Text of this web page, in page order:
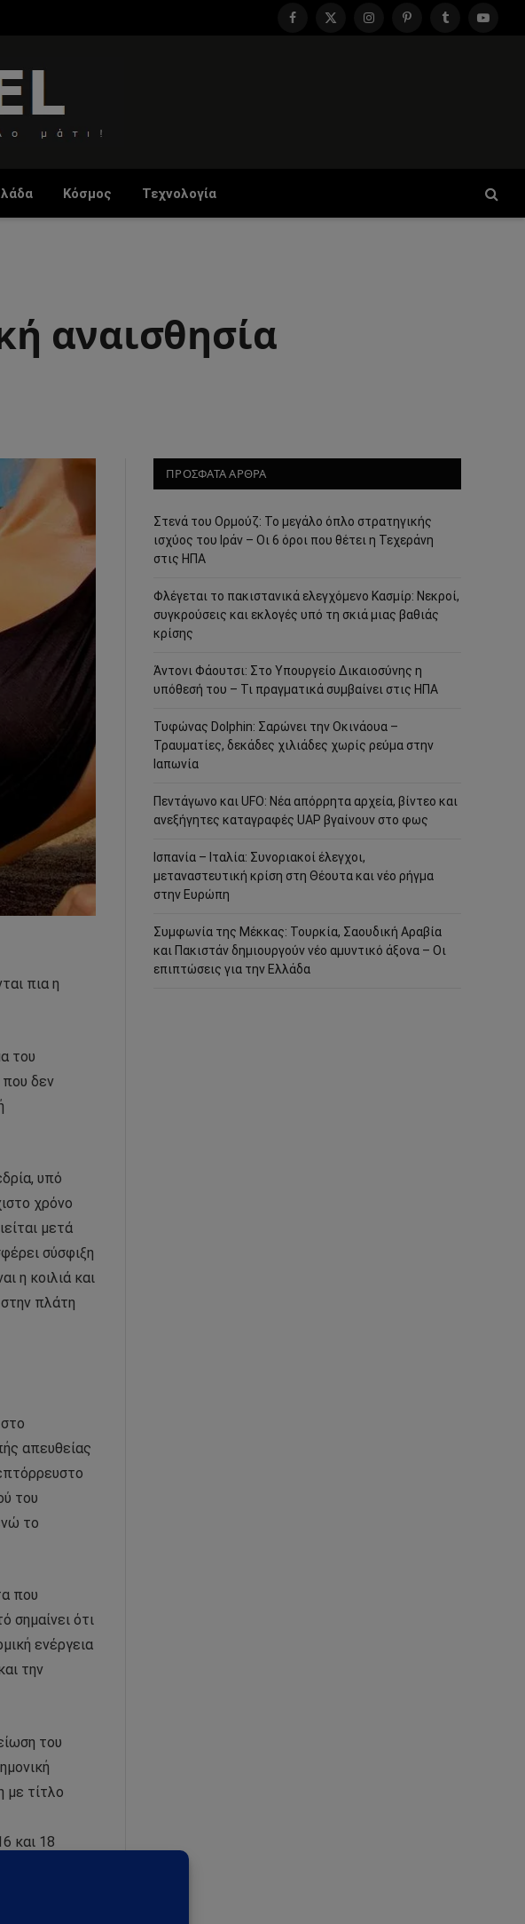
Facebook
X
InstagramPinterestTumblr
Κόσμος Τεχνολογία
αναισθησία
πια η
του
που δεν
υπό
χρόνο
μετά
σύσφιξη
η κοιλιά και
πλάτη
απευθείας
του
το
που
σημαίνει ότι
ενέργεια
την
του
με τίτλο
και 18
ενώ
ΠΡΟΣΦΑΤΑ ΑΡΘΡΑ
Στενά του Ορμούζ: Το μεγάλο όπλο στρατηγικής
ισχύος του Ιράν – Οι 6 όροι που θέτει η Τεχεράνη
στις ΗΠΑ
Φλέγεται το πακιστανικά ελεγχόμενο Κασμίρ: Νεκροί,
συγκρούσεις και εκλογές υπό τη σκιά μιας βαθιάς
κρίσης
Άντονι Φάουτσι: Στο Υπουργείο Δικαιοσύνης η
υπόθεσή του – Τι πραγματικά συμβαίνει στις ΗΠΑ
Τυφώνας Dolphin: Σαρώνει την Οκινάουα –
Τραυματίες, δεκάδες χιλιάδες χωρίς ρεύμα στην
Ιαπωνία
Πεντάγωνο και UFO: Νέα απόρρητα αρχεία, βίντεο και
ανεξήγητες καταγραφές UAP βγαίνουν στο φως
Ισπανία – Ιταλία: Συνοριακοί έλεγχοι,
μεταναστευτική κρίση στη Θέουτα και νέο ρήγμα
στην Ευρώπη
Συμφωνία της Μέκκας: Τουρκία, Σαουδική Αραβία
και Πακιστάν δημιουργούν νέο αμυντικό άξονα – Οι
επιπτώσεις για την Ελλάδα